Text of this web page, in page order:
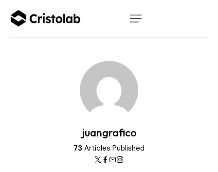
juangrafico
73 Articles Published